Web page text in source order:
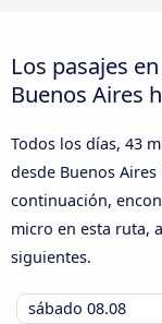
Los pasajes
Buenos Aires
Todos los días, 43
desde Buenos
continuación,
micro en esta ruta,
siguientes.
sábado 08.08